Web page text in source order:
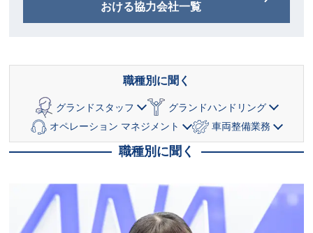
おける協力会社一覧
職種別に聞く
グランドスタッフ
グランドハンドリング
オペレーション マネジメント
車両整備業務
職種別に聞く